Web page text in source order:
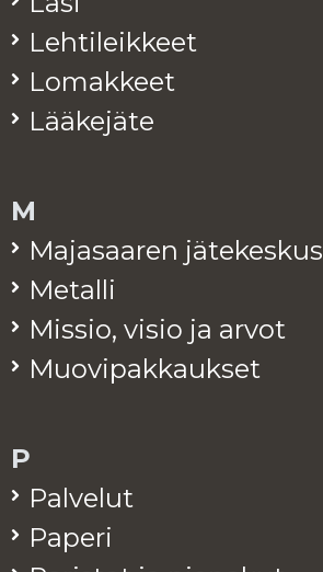
Leh­ti­leik­keet
Lo­mak­keet
Lää­ke­jä­te
M
Ma­ja­saa­ren jä­te­kes­kus
Me­tal­li
Mis­sio, visio ja arvot
Muo­vi­pak­kauk­set
P
Pal­ve­lut
Pa­pe­ri